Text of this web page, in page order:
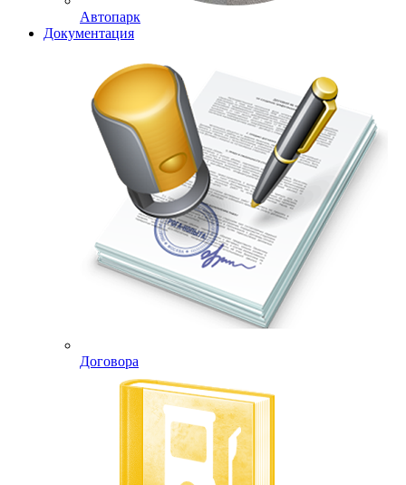
Автопарк
Документация
Договора